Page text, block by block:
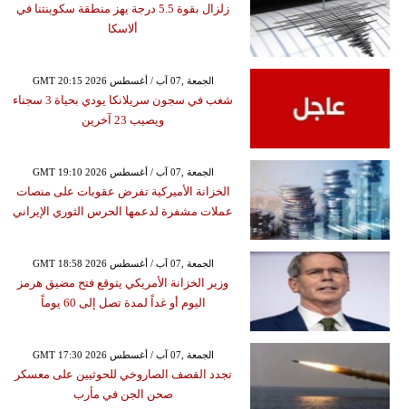
زلزال بقوة 5.5 درجة يهز منطقة سكوينتنا في
ألاسكا
GMT 20:15 2026 الجمعة ,07 آب / أغسطس
شغب في سجون سريلانكا يودي بحياة 3 سجناء
ويصيب 23 آخرين
GMT 19:10 2026 الجمعة ,07 آب / أغسطس
الخزانة الأميركية تفرض عقوبات على منصات
عملات مشفرة لدعمها الحرس الثوري الإيراني
GMT 18:58 2026 الجمعة ,07 آب / أغسطس
وزير الخزانة الأمريكي يتوقع فتح مضيق هرمز
اليوم أو غداً لمدة تصل إلى 60 يوماً
GMT 17:30 2026 الجمعة ,07 آب / أغسطس
تجدد القصف الصاروخي للحوثيين على معسكر
صحن الجن في مأرب